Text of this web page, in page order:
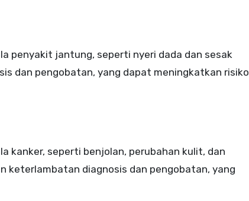
penyakit jantung, seperti nyeri dada dan sesak
dan pengobatan, yang dapat meningkatkan risiko
kanker, seperti benjolan, perubahan kulit, dan
keterlambatan diagnosis dan pengobatan, yang